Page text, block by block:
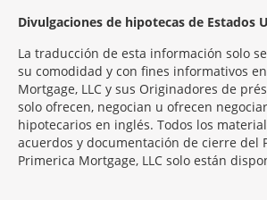
Morgage
Section
Divulgaciones de hipotecas de Estados
La traducción de esta información solo
su comodidad y con fines informativos
Mortgage, LLC y sus Originadores de
solo ofrecen, negocian u ofrecen
hipotecarios en inglés. Todos los
acuerdos y documentación de cierre del
Primerica Mortgage, LLC solo están